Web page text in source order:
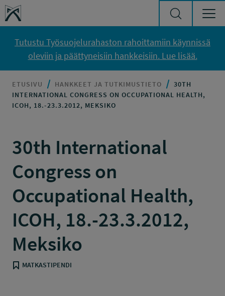
Siirry sisältöön
Työsuojelurahasto
Tutustu Työsuojelurahaston rahoittamiin käynnissä
oleviin ja päättyneisiin hankkeisiin. Lue lisää.
ETUSIVU HANKKEET JA TUTKIMUSTIETO
30TH
INTERNATIONAL CONGRESS ON OCCUPATIONAL HEALTH,
ICOH, 18.-23.3.2012, MEKSIKO
30th International
Congress on
Occupational Health,
ICOH, 18.-23.3.2012,
Meksiko
MATKASTIPENDI